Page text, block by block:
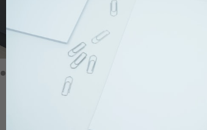
Поддон
Подсветка рабочей